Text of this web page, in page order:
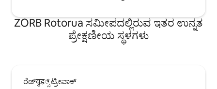
ZORB Rotorua ಸಮೀಪದಲ್ಲಿರುವ ಇತರ ಉನ್ನತ
ಪ್ರೇಕ್ಷಣೀಯ ಸ್ಥಳಗಳು
ರೆಡ್‌वुड್ಸ್ ಟ್ರೀವಾಕ್